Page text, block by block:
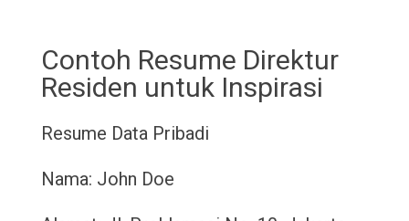
Contoh Resume Direktur
Residen untuk Inspirasi
Resume Data Pribadi
Nama: John Doe